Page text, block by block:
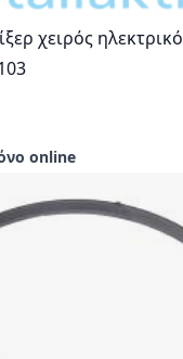
χειρός ηλεκτρικό
online